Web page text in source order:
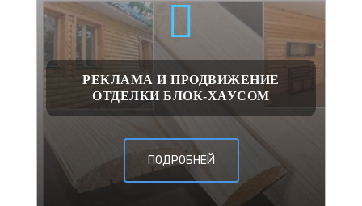
РЕКЛАМА И ПРОДВИЖЕНИЕ
ОТДЕЛКИ БЛОК-ХАУСОМ
ПОДРОБНЕЙ